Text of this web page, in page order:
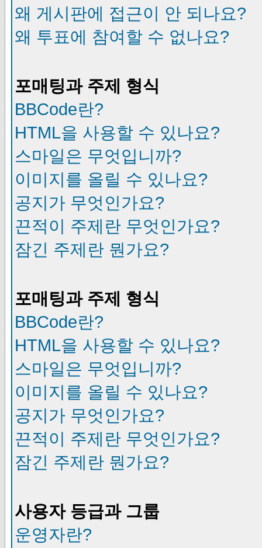
왜 게시판에 접근이 안 되나요?
왜 투표에 참여할 수 없나요?
포매팅과 주제 형식
BBCode란?
HTML을 사용할 수 있나요?
스마일은 무엇입니까?
이미지를 올릴 수 있나요?
공지가 무엇인가요?
끈적이 주제란 무엇인가요?
잠긴 주제란 뭔가요?
포매팅과 주제 형식
BBCode란?
HTML을 사용할 수 있나요?
스마일은 무엇입니까?
이미지를 올릴 수 있나요?
공지가 무엇인가요?
끈적이 주제란 무엇인가요?
잠긴 주제란 뭔가요?
사용자 등급과 그룹
운영자란?